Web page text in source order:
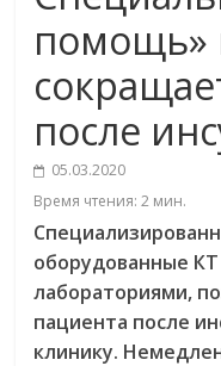
помощь»
после
05.03.2020
Время чтения:2 мин.
оборудованные
лабораториями,
пациента после
клинику.